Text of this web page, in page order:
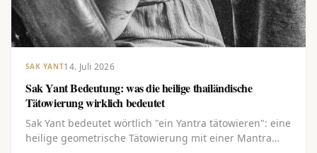
SAK YANT14. Juli 2026
Sak Yant Bedeutung: was die heilige thailändische
Tätowierung wirklich bedeutet
Sak Yant bedeutet wörtlich "ein Yantra tätowieren": eine
heilige geometrische Tätowierung mit einer Mantra